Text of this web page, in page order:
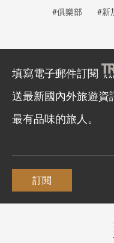
#俱樂部 #新
填寫電子郵件訂閱
送最新國內外旅遊資
最有品味的旅人。
訂閱